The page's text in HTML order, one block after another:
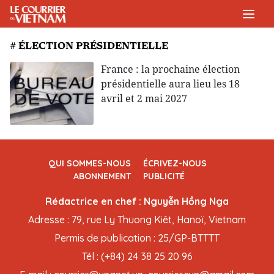
# ÉLECTION PRÉSIDENTIELLE
France : la prochaine élection
présidentielle aura lieu les 18
avril et 2 mai 2027
QUI SOMMES-NOUS
ÉCRIVEZ-NOUS
ABONNEMENT
PUBLICITÉ
Rédactrice en chef : Nguyễn Hồng Nga
Adresse : 79, rue Ly Thuong Kiêt, Hanoï, Vietnam
Permis de publication : 25/GP-BTTTT
Tél : (+84) 24 38 25 20 96